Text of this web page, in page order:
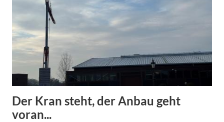
Der Kran steht, der Anbau geht
voran...